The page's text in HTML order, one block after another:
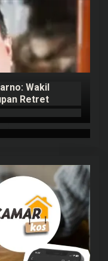
Wakil
Retret